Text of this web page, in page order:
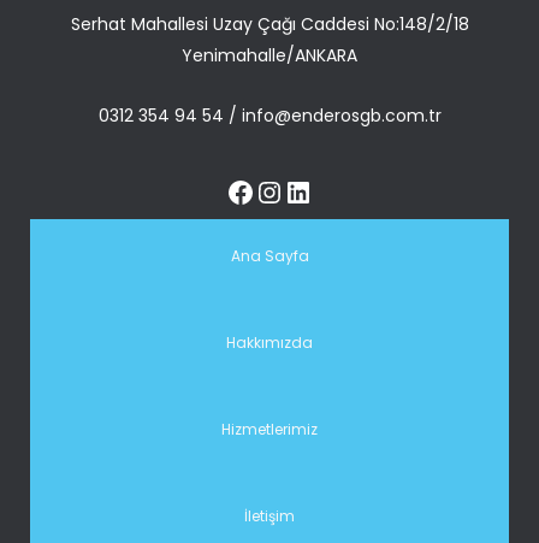
Serhat Mahallesi Uzay Çağı Caddesi No:148/2/18
Yenimahalle/ANKARA
0312 354 94 54 / info@enderosgb.com.tr
Ana Sayfa
Hakkımızda
Hizmetlerimiz
İletişim